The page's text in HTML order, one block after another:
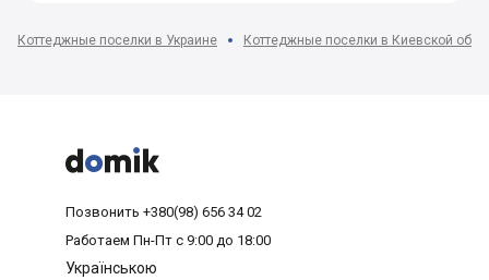
Коттеджные поселки в Украине Коттеджные поселки в Киевской



Позвонить +380(98) 656 34 02
Работаем Пн-Пт с 9:00 до 18:00
Українською